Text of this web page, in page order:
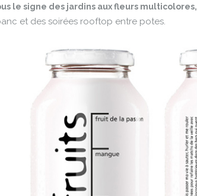
le signe des jardins aux fleurs multicolores,
et des soirées rooftop entre potes.